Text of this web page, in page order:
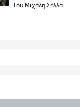
Του Μιχάλη Σάλλα